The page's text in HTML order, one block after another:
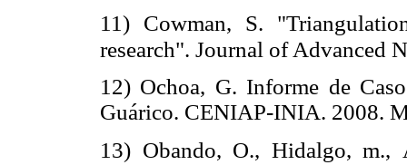
11) Cowman, S.
research". Journal of Advanced
12) Ochoa, G. Informe de
Guárico. CENIAP-INIA. 2008.
13) Obando, O., Hidalgo,